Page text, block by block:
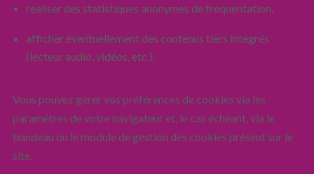
réaliser des statistiques anonymes de fréquentation,
afficher éventuellement des contenus tiers intégrés
(lecteur audio, vidéos, etc.).
Vous pouvez gérer vos préférences de cookies via les
paramètres de votre navigateur et, le cas échéant, via le
bandeau ou le module de gestion des cookies présent sur le
site.